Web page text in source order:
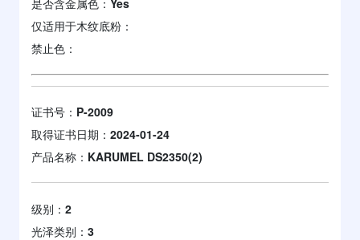
是否含金属色： Yes
仅适用于木纹底粉：
禁止色：
证书号： P-2009
取得证书日期： 2024-01-24
产品名称： KARUMEL DS2350(2)
级别： 2
光泽类别： 3